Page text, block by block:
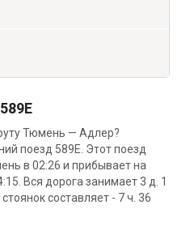
Тюмень — Адлер?
поезд 589Е. Этот поезд
в 02:26 и прибывает на
Вся дорога занимает 3 д. 1
составляет - 7 ч. 36